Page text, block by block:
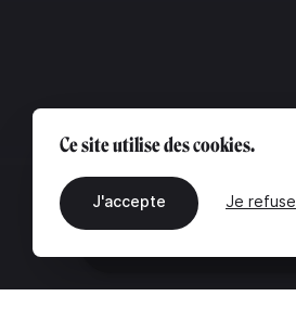
Ce site utilise des cookies.
J'accepte Je refuse